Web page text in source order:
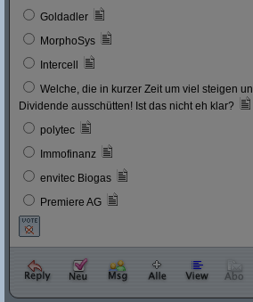
Goldadler
MorphoSys
Intercell
Welche, die in kurzer Zeit um viel steigen
Dividende ausschütten! Ist das nicht eh klar?
polytec
Immofinanz
envitec Biogas
Premiere AG